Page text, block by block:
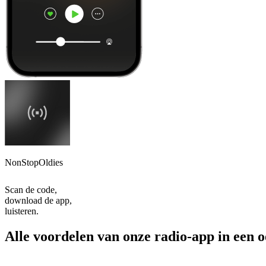
NonStopOldies
Scan de code,
download de app,
luisteren.
Alle voordelen van onze radio-app in een